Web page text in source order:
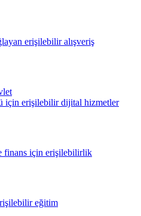
erişilebilir alışveriş
için erişilebilir dijital hizmetler
finans için erişilebilirlik
eğitim